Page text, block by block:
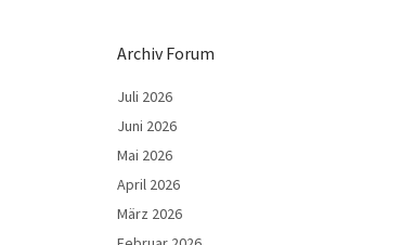
Archiv Forum
Juli 2026
Juni 2026
Mai 2026
April 2026
März 2026